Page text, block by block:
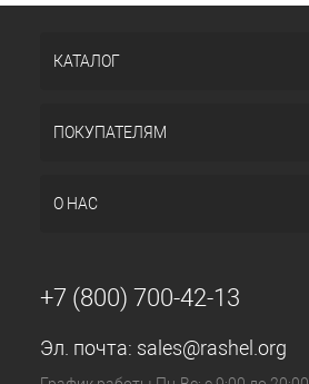
КАТАЛОГ
ПОКУПАТЕЛЯМ
О НАС
+7 (800) 700-42-13
Эл. почта: sales@rashel.org